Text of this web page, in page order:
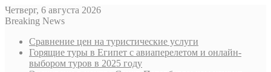
Четверг, 6 августа 2026
Breaking News
Сравнение цен на туристические услуги
Горящие туры в Египет с авиаперелетом и онлайн-
выбором туров в 2025 году